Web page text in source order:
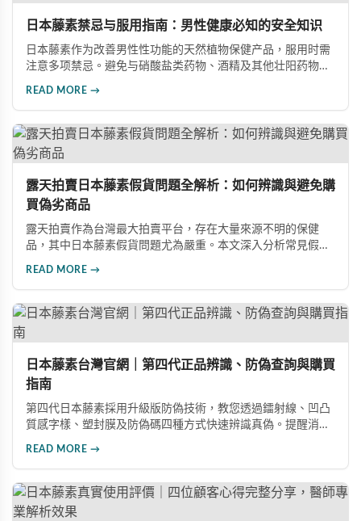
日本藤素禁忌与服用指南：男性健康必知的安全知识
日本藤素作为改善男性性功能的天然植物保健产品，服用时需
注意多项禁忌。避免与硝酸盐类药物、酒精及其他壮阳药物同
足睡眠等健康生活方式。
READ MORE →
露天拍賣日本藤素假貨問題全解析：如何辨識與避免購
買偽劣商品
露天拍賣作為台灣最大拍賣平台，存在大量來源不明的保健
品，其中日本藤素假貨問題尤為嚴重。本文深入分析常見假貨
READ MORE →
日本藤素台灣官網｜第四代正品辨識、防偽查詢與購買
指南
第四代日本藤素採用升級版防偽技術，教您透過鐳射線、凹凸
質感字樣、塑封膜及防偽碼四種方式快速辨識真偽。提醒消費
READ MORE →